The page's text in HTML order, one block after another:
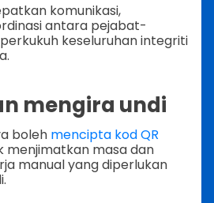
komunikasi,
antara pejabat-
keseluruhan integriti
mengira undi
boleh mencipta kod QR
menjimatkan masa dan
manual yang diperlukan